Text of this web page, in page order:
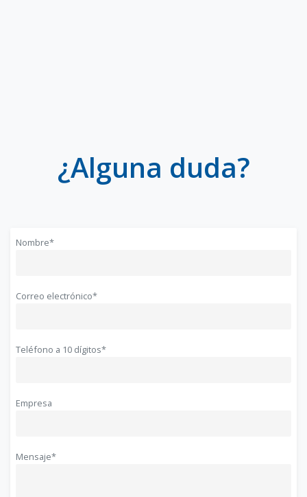
¿Alguna duda?
Nombre*
Correo electrónico*
Teléfono a 10 dígitos*
Empresa
Mensaje*